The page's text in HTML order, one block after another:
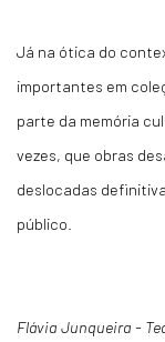
Já na ótica do
importantes em
parte da memória
vezes, que obras
deslocadas
público.
Flávia Junqueira -